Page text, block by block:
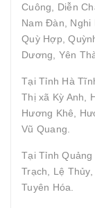
Cuông, Diễn
Nam Đàn, Nghi
Quỳ Hợp,
Dương, Yên
Tại Tỉnh Hà
Thị xã Kỳ Anh,
Hương Khê,
Vũ Quang.
Tại Tỉnh
Trạch, Lệ
Tuyên Hóa.